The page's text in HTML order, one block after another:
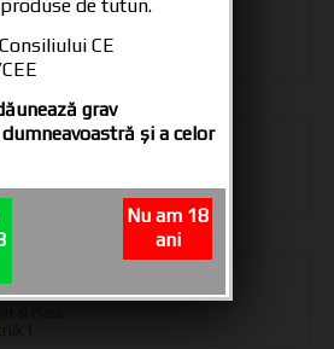
aceiasi...
CARTEL 200
de tutun.
CE
grav
şi a celor
Nu am 18
ani